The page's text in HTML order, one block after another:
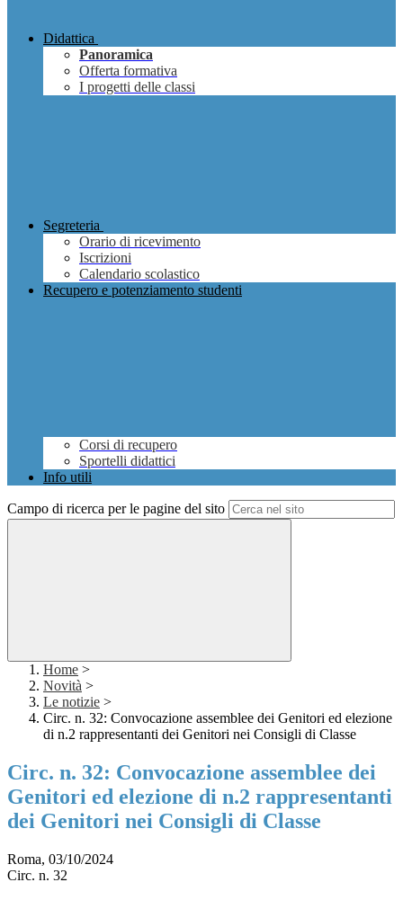
Didattica
Panoramica
Offerta formativa
I progetti delle classi
Segreteria
Orario di ricevimento
Iscrizioni
Calendario scolastico
Recupero e potenziamento studenti
Corsi di recupero
Sportelli didattici
Info utili
Campo di ricerca per le pagine del sito
Home >
Novità >
Le notizie >
Circ. n. 32: Convocazione assemblee dei Genitori ed elezione
di n.2 rappresentanti dei Genitori nei Consigli di Classe
Circ. n. 32: Convocazione assemblee dei
Genitori ed elezione di n.2 rappresentanti
dei Genitori nei Consigli di Classe
Roma, 03/10/2024
Circ. n. 32